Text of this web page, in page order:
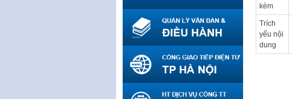
kèm
Trích
yếu nội
dung